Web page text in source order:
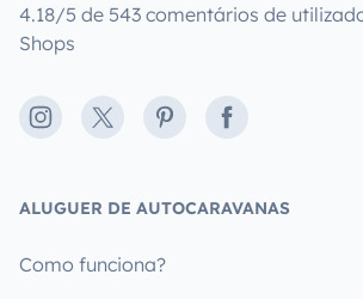
4.18/5 de 543 comentários de
Shops
Instagram
X PinterestFacebook
ALUGUER DE AUTOCARAVANAS
Como funciona?